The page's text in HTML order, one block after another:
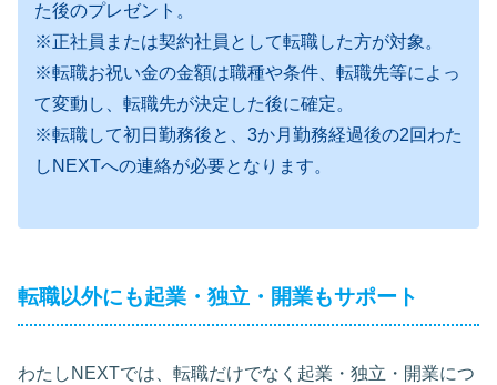
た後のプレゼント。
※正社員または契約社員として転職した方が対象。
※転職お祝い金の金額は職種や条件、転職先等によっ
て変動し、転職先が決定した後に確定。
※転職して初日勤務後と、3か月勤務経過後の2回わた
しNEXTへの連絡が必要となります。
転職以外にも起業・独立・開業もサポート
わたしNEXTでは、転職だけでなく起業・独立・開業につ